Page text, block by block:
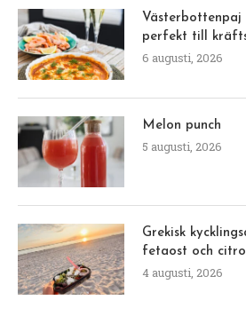
perfekt till
6 augusti, 2026
Melon punch
5 augusti, 2026
Grekisk
fetaost och
4 augusti, 2026